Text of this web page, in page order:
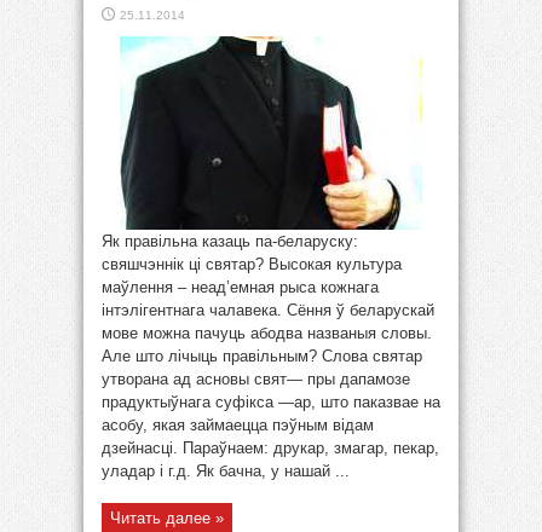
25.11.2014
Як правільна казаць па-беларуску:
свяшчэннік ці святар? Высокая культура
маўлення – неад’емная рыса кожнага
інтэлігентнага чалавека. Сёння ў беларускай
мове можна пачуць абодва названыя словы.
Але што лічыць правільным? Слова святар
утворана ад асновы свят— пры дапамозе
прадуктыўнага суфікса —ар, што паказвае на
асобу, якая займаецца пэўным відам
дзейнасці. Параўнаем: друкар, змагар, пекар,
уладар і г.д. Як бачна, у нашай ...
Читать далее »